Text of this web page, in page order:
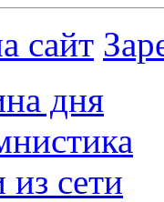
сайт
дня
из сети